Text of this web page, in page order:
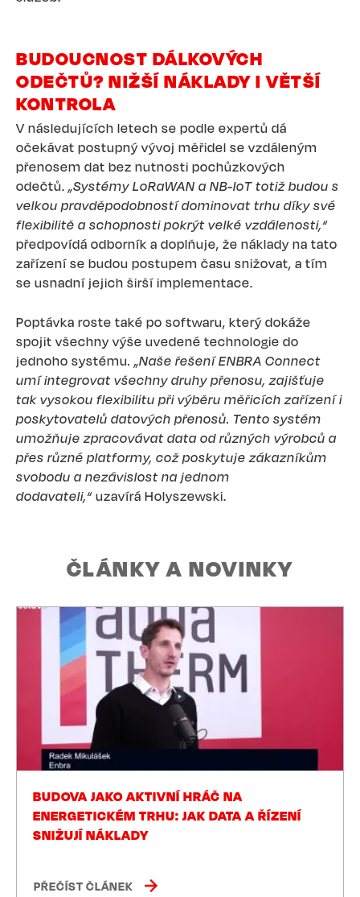
BUDOUCNOST DÁLKOVÝCH
ODEČTŮ? NIŽŠÍ NÁKLADY I VĚTŠÍ
KONTROLA
V následujících letech se podle expertů dá
očekávat postupný vývoj měřidel se vzdáleným
přenosem dat bez nutnosti pochůzkových
odečtů. „Systémy LoRaWAN a NB-IoT totiž budou s
velkou pravděpodobností dominovat trhu díky své
flexibilitě a schopnosti pokrýt velké vzdálenosti,“
předpovídá odborník a doplňuje, že náklady na tato
zařízení se budou postupem času snižovat, a tím
se usnadní jejich širší implementace.
Poptávka roste také po softwaru, který dokáže
spojit všechny výše uvedené technologie do
jednoho systému. „Naše řešení ENBRA Connect
umí integrovat všechny druhy přenosu, zajišťuje
tak vysokou flexibilitu při výběru měřicích zařízení i
poskytovatelů datových přenosů. Tento systém
umožňuje zpracovávat data od různých výrobců a
přes různé platformy, což poskytuje zákazníkům
svobodu a nezávislost na jednom
dodavateli,“ uzavírá Holyszewski.
ČLÁNKY A NOVINKY
BUDOVA JAKO AKTIVNÍ HRÁČ NA
ENERGETICKÉM TRHU: JAK DATA A ŘÍZENÍ
SNIŽUJÍ NÁKLADY
PŘEČÍST ČLÁNEK